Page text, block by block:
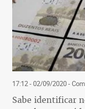
17:12 - 02/09/2020-
Sabe identificar